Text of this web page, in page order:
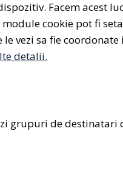
Facem acest
cookie pot fi
vezi sa fie coordonate
detalii.
grupuri de destinatari